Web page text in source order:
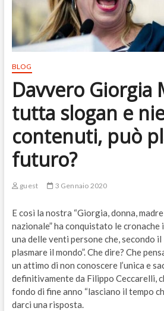
BLOG
Davvero Giorgia
tutta slogan e
contenuti, può
futuro?
guest 3 Gennaio 2020
E così la nostra “Giorgia, donna,
nazionale” ha conquistato le
una delle venti persone che, secondo il
plasmare il mondo”. Che dire? Che
un attimo di non conoscere l’unica e
definitivamente da Filippo Ceccarelli,
fondo di fine anno “lasciano il tempo
darci una risposta.